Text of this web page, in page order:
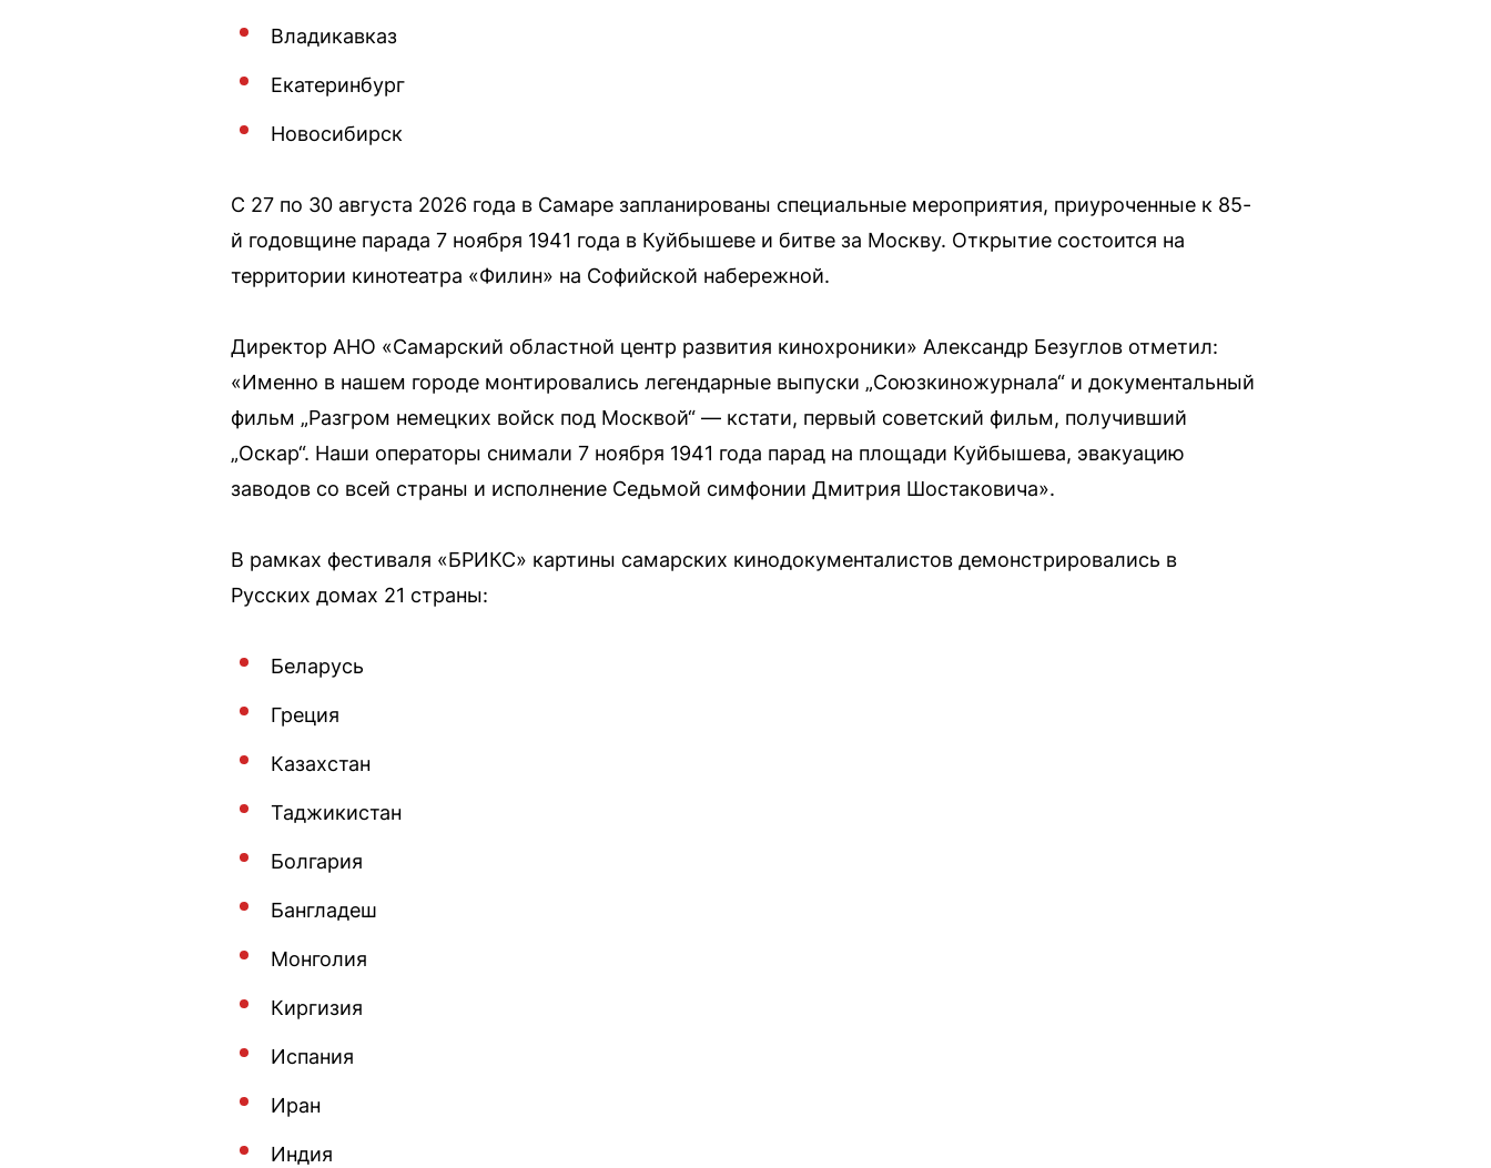
Владикавказ
Екатеринбург
Новосибирск
С 27 по 30 августа 2026 года в Самаре запланированы специальные мероприятия, приуроченные к 85-
й годовщине парада 7 ноября 1941 года в Куйбышеве и битве за Москву. Открытие состоится на
территории кинотеатра «Филин» на Софийской набережной.
Директор АНО «Самарский областной центр развития кинохроники» Александр Безуглов отметил:
«Именно в нашем городе монтировались легендарные выпуски „Союзкиножурнала“ и документальный
фильм „Разгром немецких войск под Москвой“ — кстати, первый советский фильм, получивший
„Оскар“. Наши операторы снимали 7 ноября 1941 года парад на площади Куйбышева, эвакуацию
заводов со всей страны и исполнение Седьмой симфонии Дмитрия Шостаковича».
В рамках фестиваля «БРИКС» картины самарских кинодокументалистов демонстрировались в
Русских домах 21 страны:
Беларусь
Греция
Казахстан
Таджикистан
Болгария
Бангладеш
Монголия
Киргизия
Испания
Иран
Индия